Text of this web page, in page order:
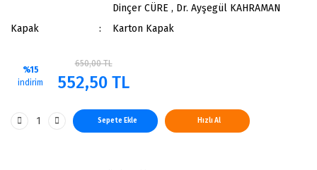
Dinçer CÜRE , Dr. Ayşegül KAHRAMAN
Kapak
Karton Kapak
%15
indirim
650,00 TL
552,50 TL
Sepete Ekle Hızlı Al